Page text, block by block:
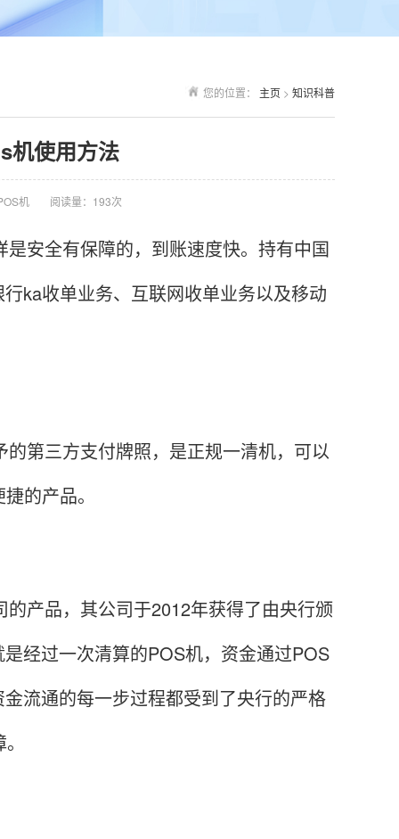
您的位置： 主页 > 知识科普
机使用方法
机 阅读量：193次
安全有保障的，到账速度快。持有中国
ka收单业务、互联网收单业务以及移动
第三方支付牌照，是正规一清机，可以
的产品。
产品，其公司于2012年获得了由央行颁
经过一次清算的POS机，资金通过POS
流通的每一步过程都受到了央行的严格